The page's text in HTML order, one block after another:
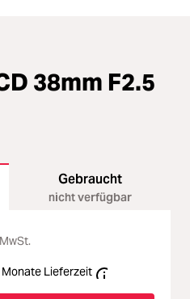
38mm F2.5
Gebraucht
nicht verfügbar
Monate Lieferzeit